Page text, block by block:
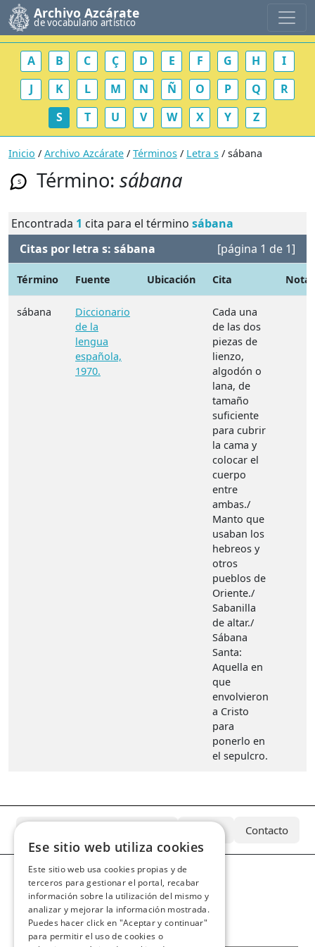
Archivo Azcárate
de vocabulario artístico
A B C Ç D E F G H
I
J
K L M N Ñ O P Q
R
S
T U V W X Y Z
Inicio / Archivo Azcárate / Términos / Letra s / sábana
s Término: sábana
Encontrada 1 cita para el término sábana
Citas por letra s: sábana
[página 1 de 1]
Término Fuente Ubicación Cita Notas
sábana
Diccionario
de la
lengua
española,
1970.
Cada una
de las dos
piezas de
lienzo,
algodón o
lana, de
tamaño
suficiente
para cubrir
la cama y
colocar el
cuerpo
entre
ambas./
Manto que
usaban los
hebreos y
otros
pueblos de
Oriente./
Sabanilla
de altar./
Sábana
Santa:
Aquella en
que
envolvieron
a Cristo
para
ponerlo en
el sepulcro.
Equipo Contacto
Ese sitio web utiliza cookies
Este sitio web usa cookies propias y de
terceros para gestionar el portal, recabar
información sobre la utilización del mismo y
analizar y mejorar la información mostrada.
Puedes hacer click en "Aceptar y continuar"
para permitir el uso de cookies o